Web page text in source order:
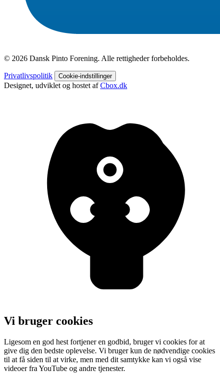
© 2026 Dansk Pinto Forening. Alle rettigheder forbeholdes.
Privatlivspolitik Cookie-indstillinger
Designet, udviklet og hostet afCbox.dk
Vi bruger cookies
Ligesom en god hest fortjener en godbid, bruger vi cookies for at
give dig den bedste oplevelse. Vi bruger kun de nødvendige cookies
til at få siden til at virke, men med dit samtykke kan vi også vise
videoer fra YouTube og andre tjenester.